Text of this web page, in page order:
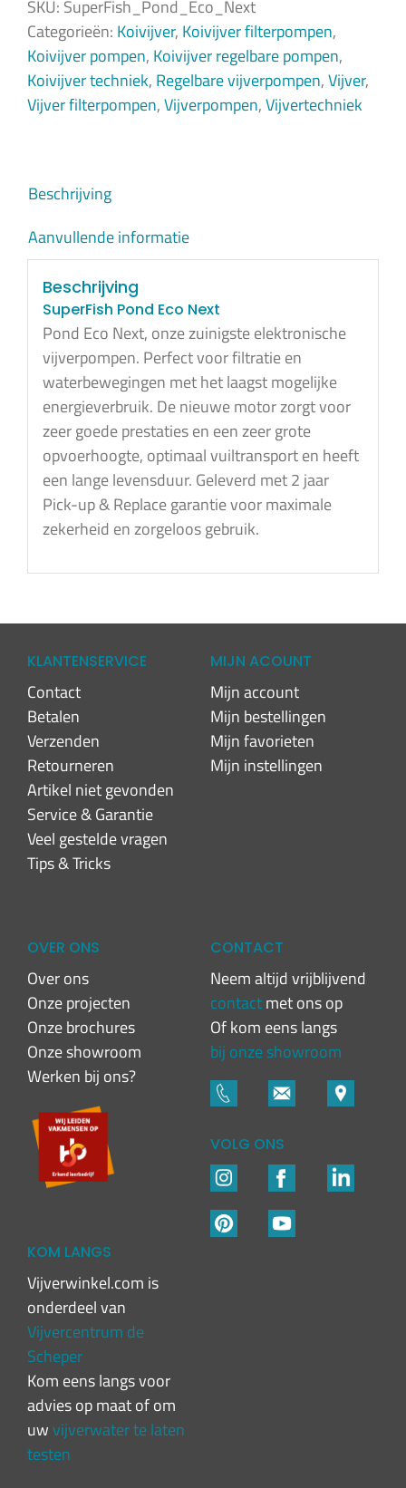
SKU: SuperFish_Pond_Eco_Next
Categorieën: Koivijver, Koivijver filterpompen,
Koivijver pompen, Koivijver regelbare pompen,
Koivijver techniek, Regelbare vijverpompen,Vijver,
Vijver filterpompen,Vijverpompen,Vijvertechniek
Beschrijving
Aanvullende informatie
Beschrijving
SuperFish Pond Eco Next
Pond Eco Next, onze zuinigste elektronische
vijverpompen. Perfect voor filtratie en
waterbewegingen met het laagst mogelijke
energieverbruik. De nieuwe motor zorgt voor
zeer goede prestaties en een zeer grote
opvoerhoogte, optimaal vuiltransport en heeft
een lange levensduur. Geleverd met 2 jaar
Pick-up & Replace garantie voor maximale
zekerheid en zorgeloos gebruik.
KLANTENSERVICE
Contact
Betalen
Verzenden
Retourneren
Artikel niet gevonden
Service & Garantie
Veel gestelde vragen
Tips & Tricks
MIJN ACOUNT
Mijn account
Mijn bestellingen
Mijn favorieten
Mijn instellingen
OVER ONS
Over ons
Onze projecten
Onze brochures
Onze showroom
Werken bij ons?
CONTACT
Neem altijd vrijblijvend
contactmet ons op
Of kom eens langs
bij onze showroom
VOLG ONS
KOM LANGS
Vijverwinkel.com is
onderdeel van
Vijvercentrum de
Scheper
Kom eens langs voor
advies op maat of om
uwvijverwater te laten
testen